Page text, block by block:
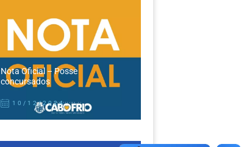
Nota Oficial – Posse
concursados
10/12/2024